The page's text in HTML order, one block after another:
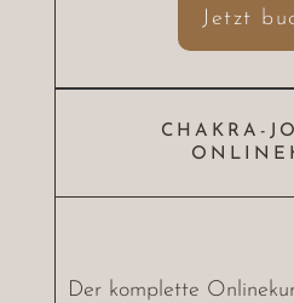
Jetzt
CHAKRA-
Der komplette